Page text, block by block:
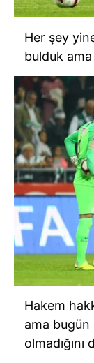
Her şey
bulduk
Hakem
ama